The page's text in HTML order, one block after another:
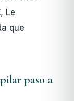
, Le
que
paso a